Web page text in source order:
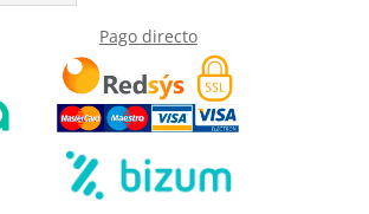
Pago directo